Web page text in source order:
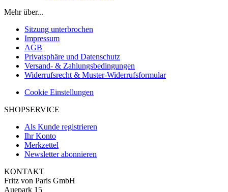
Mehr über...
Sitzung unterbrochen
Impressum
AGB
Privatsphäre und Datenschutz
Versand- & Zahlungsbedingungen
Widerrufsrecht & Muster-Widerrufsformular
Cookie Einstellungen
SHOPSERVICE
Als Kunde registrieren
Ihr Konto
Merkzettel
Newsletter abonnieren
KONTAKT
Fritz von Paris GmbH
Auepark 15